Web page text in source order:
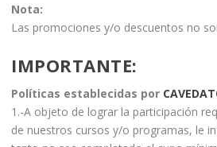
Nota:
Las promociones y/o descuentos no
IMPORTANTE:
Políticas establecidas por
1.-A objeto de lograr la participación
de nuestros cursos y/o programas, le